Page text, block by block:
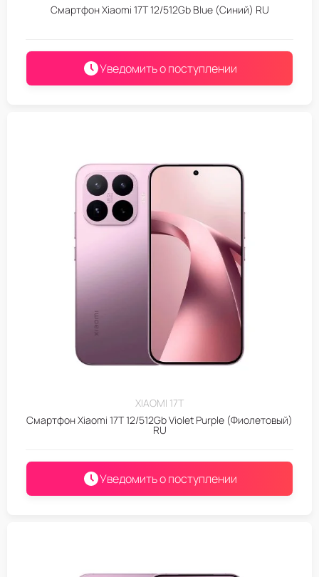
Смартфон Xiaomi 17T 12/512Gb Blue (Синий) RU
Уведомить о поступлении
XIAOMI 17T
Смартфон Xiaomi 17T 12/512Gb Violet Purple (Фиолетовый)
RU
Уведомить о поступлении